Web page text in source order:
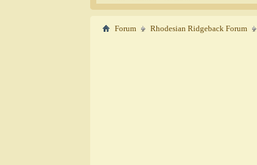
Forum Rhodesian Ridgeback Forum